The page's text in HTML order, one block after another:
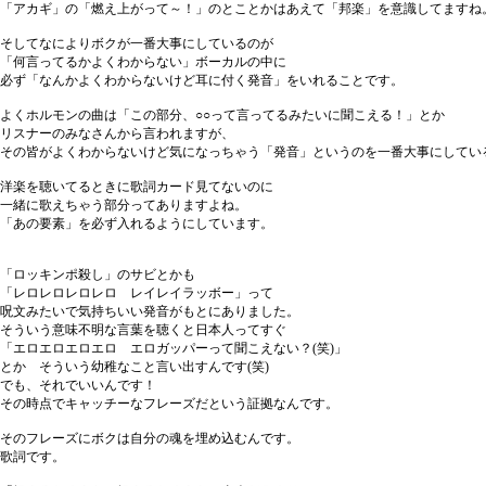
「アカギ」の「燃え上がって～！」のとことかはあえて「邦楽」を意識してますね。
そしてなによりボクが一番大事にしているのが
「何言ってるかよくわからない」ボーカルの中に
必ず「なんかよくわからないけど耳に付く発音」をいれることです。
よくホルモンの曲は「この部分、○○って言ってるみたいに聞こえる！」とか
リスナーのみなさんから言われますが、
その皆がよくわからないけど気になっちゃう「発音」というのを一番大事にしてい
洋楽を聴いてるときに歌詞カード見てないのに
一緒に歌えちゃう部分ってありますよね。
「あの要素」を必ず入れるようにしています。
「ロッキンポ殺し」のサビとかも
「レロレロレロレロ レイレイラッボー」って
呪文みたいで気持ちいい発音がもとにありました。
そういう意味不明な言葉を聴くと日本人ってすぐ
「エロエロエロエロ エロガッパーって聞こえない？(笑)」
とか そういう幼稚なこと言い出すんです(笑)
でも、それでいいんです！
その時点でキャッチーなフレーズだという証拠なんです。
そのフレーズにボクは自分の魂を埋め込むんです。
歌詞です。